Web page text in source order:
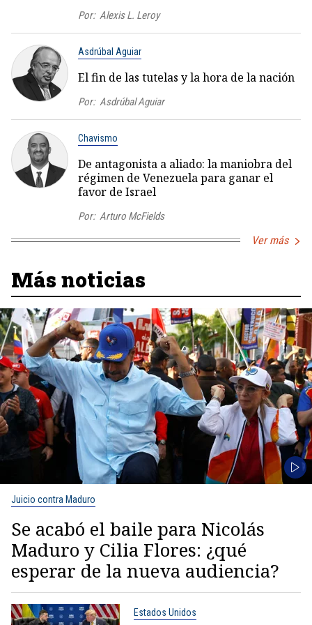
Por: Alexis L. Leroy
Asdrúbal Aguiar
El fin de las tutelas y la hora de la nación
Por: Asdrúbal Aguiar
Chavismo
De antagonista a aliado: la maniobra del
régimen de Venezuela para ganar el
favor de Israel
Por: Arturo McFields
Ver más
Más noticias
Juicio contra Maduro
Se acabó el baile para Nicolás
Maduro y Cilia Flores: ¿qué
esperar de la nueva audiencia?
Estados Unidos